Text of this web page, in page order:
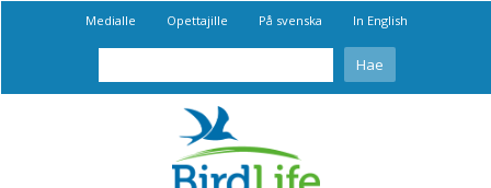
Medialle Opettajille På svenska In English